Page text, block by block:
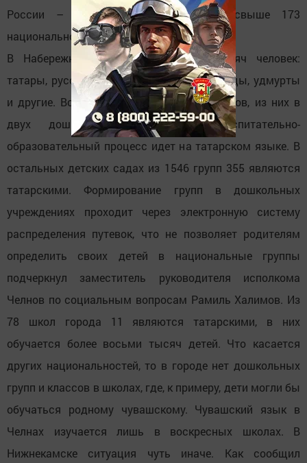
России – в республике проживают свыше 173
национальностей.
В Набережных Челнах более 532 тысяч человек:
татары, русские, чуваши, башкиры, марийцы, удмурты
и другие. Всего в городе 128 детских садов, из них в
двух дошкольных учреждениях воспитательно-
образовательный процесс идет на татарском языке. В
остальных детских садах из 1546 групп 355 являются
татарскими. Формирование групп в дошкольных
учреждениях проходит через электронную систему
распределения путевок, что не позволяет родителям
определить своих детей в национальные группы
подчеркнул заместитель руководителя исполкома
Челнов по социальным вопросам Рамиль Халимов. Из
78 школ города 11 являются татарскими, в них
обучается более восьми тысяч детей. Что касается
других национальностей, то в городе нет дошкольных
групп и классов в школах, где, к примеру, дети могли бы
обучаться родному чувашскому. Чувашский язык в
Челнах изучается лишь в воскресных школах. В
Нижнекамске ситуация чуть иначе. Как сообщил